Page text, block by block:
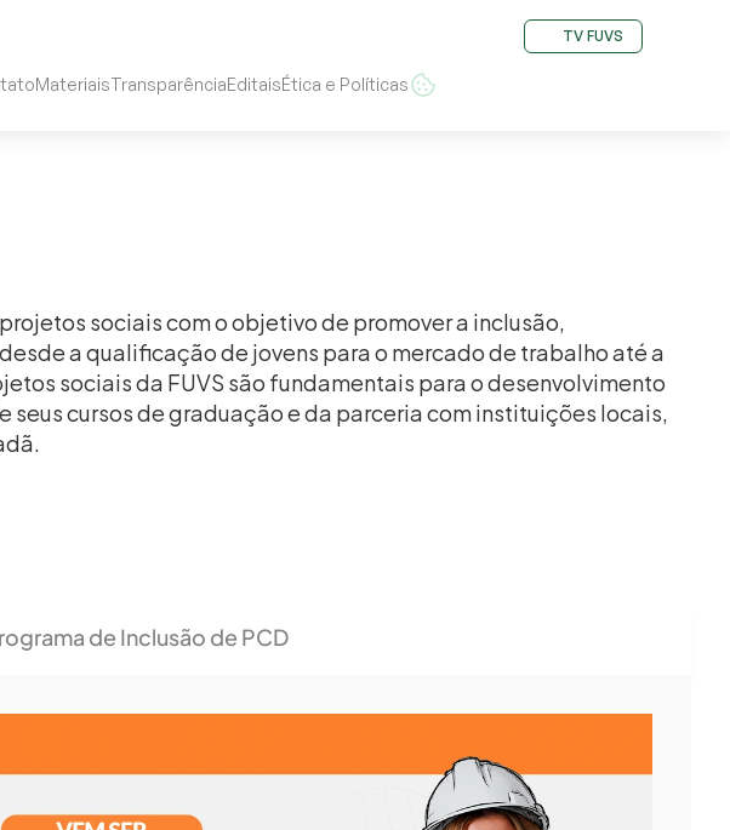
MateriaisTransparênciaEditaisÉtica e Políticas
TV FUVS
sociais com o objetivo de promover a inclusão,
a qualificação de jovens para o mercado de trabalho até a
sociais da FUVS são fundamentais para o desenvolvimento
cursos de graduação e da parceria com instituições locais,
de Inclusão de PCD